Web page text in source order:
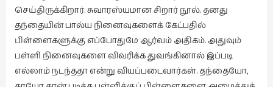
செய்திருக்கிறார். சுவாரஸ்யமான சிறார் நூல். தனது
தந்தையின் பால்ய நினைவுகளைக் கேட்பதில்
பிள்ளைகளுக்கு எப்போதுமே ஆர்வம் அதிகம். அதுவும்
பள்ளி நினைவுகளை விவரிக்க துவங்கினால் இப்படி
எல்லாம் நடந்ததா என்று வியப்படைவார்கள். தந்தையோ,